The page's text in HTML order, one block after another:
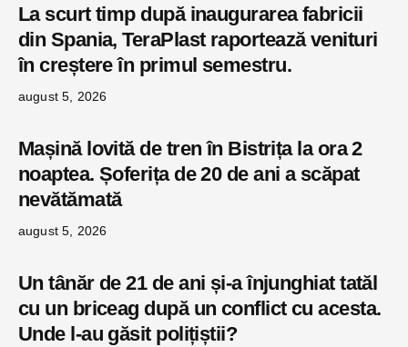
La scurt timp după inaugurarea fabricii
din Spania, TeraPlast raportează venituri
în creștere în primul semestru.
august 5, 2026
Mașină lovită de tren în Bistrița la ora 2
noaptea. Șoferița de 20 de ani a scăpat
nevătămată
august 5, 2026
Un tânăr de 21 de ani și-a înjunghiat tatăl
cu un briceag după un conflict cu acesta.
Unde l-au găsit polițiștii?